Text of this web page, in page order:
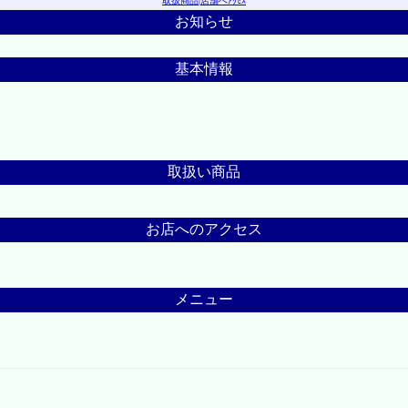
お知らせ
基本情報
取扱い商品
お店へのアクセス
メニュー